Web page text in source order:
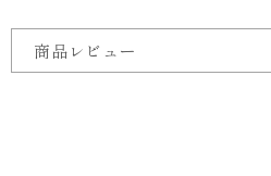
商品レビュー